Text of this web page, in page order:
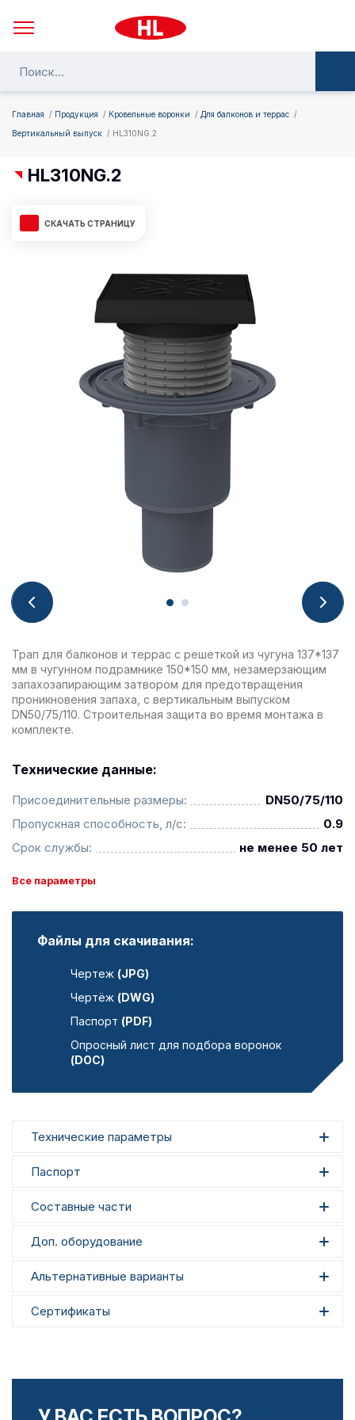
Главная Продукция Кровельные воронки
Для балконов и террас
Вертикальный выпуск
HL310NG.2
HL310NG.2
СКАЧАТЬ СТРАНИЦУ
Трап для балконов и террас с решеткой из чугуна 137*137
мм в чугунном подрамнике 150*150 мм, незамерзающим
запахозапирающим затвором для предотвращения
проникновения запаха, с вертикальным выпуском
DN50/75/110. Строительная защита во время монтажа в
комплекте.
Технические данные:
Присоединительные размеры:
DN50/75/110
Пропускная способность, л/с:
0.9
Срок службы:
не менее 50 лет
Все параметры
Файлы для скачивания:
Чертеж (JPG)
Чертёж (DWG)
Паспорт (PDF)
Опросный лист для подбора воронок
(DOC)
Технические параметры
Паспорт
Составные части
Доп. оборудование
Альтернативные варианты
Сертификаты